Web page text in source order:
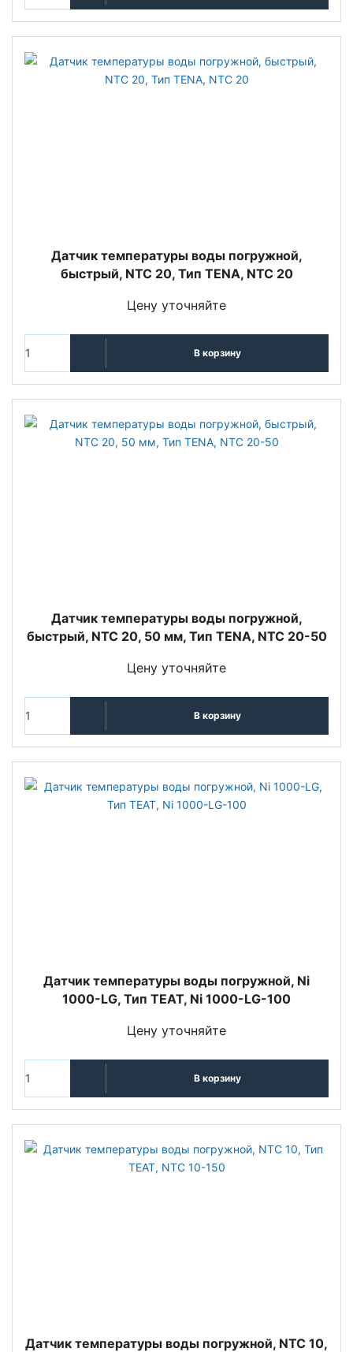
Датчик температуры воды погружной,
быстрый, NTC 20, Тип TENA, NTC 20
Цену уточняйте
В корзину
Датчик температуры воды погружной,
быстрый, NTC 20, 50 мм, Тип TENA, NTC 20-50
Цену уточняйте
В корзину
Датчик температуры воды погружной, Ni
1000-LG, Тип TEAT, Ni 1000-LG-100
Цену уточняйте
В корзину
Датчик температуры воды погружной, NTC 10,